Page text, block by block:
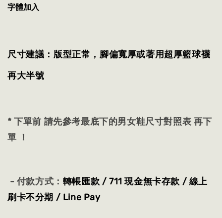
字體加入
尺寸建議：版型正常，腳偏寬厚或著用超厚籃球襪
再大半號
* 下單前 請先參考最底下的男女鞋尺寸對照表 再下
單 ！
- 付款方式： 轉帳匯款 / 711 現金無卡存款 / 線上
刷卡不分期 / Line Pay